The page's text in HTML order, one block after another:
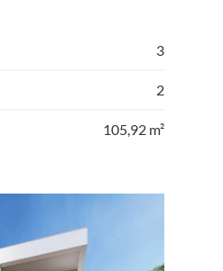
3
2
105,92 m²